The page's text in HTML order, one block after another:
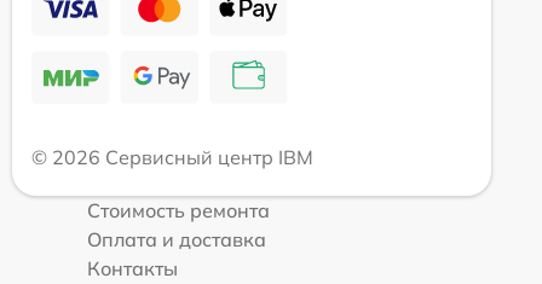
© 2026 Сервисный центр IBM
Стоимость ремонта
Оплата и доставка
Контакты